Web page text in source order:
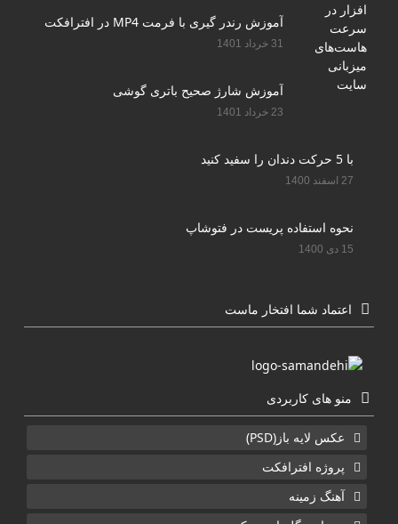
آموزش رندر گیری با فرمت MP4 در افترافکت
31 خرداد 1401
آموزش شارژ صحیح باتری گوشی
23 خرداد 1401
با 5 حرکت دندان را سفید کنید
27 اسفند 1400
نحوه استفاده پریست در فتوشاپ
15 دی 1400
اعتماد شما افتخار ماست
منو های کاربردی
عکس لایه باز(PSD)
پروژه افترافکت
آهنگ زمینه